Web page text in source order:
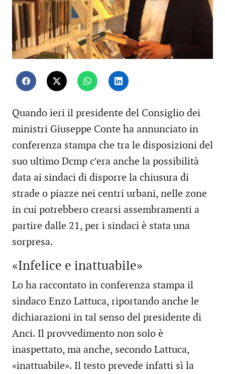
Quando ieri il presidente del Consiglio dei
ministri Giuseppe Conte ha annunciato in
conferenza stampa che tra le disposizioni del
suo ultimo Dcmp c’era anche la possibilità
data ai sindaci di disporre la chiusura di
strade o piazze nei centri urbani, nelle zone
in cui potrebbero crearsi assembramenti a
partire dalle 21, per i sindaci è stata una
sorpresa.
«Infelice e inattuabile»
Lo ha raccontato in conferenza stampa il
sindaco Enzo Lattuca, riportando anche le
dichiarazioni in tal senso del presidente di
Anci. Il provvedimento non solo è
inaspettato, ma anche, secondo Lattuca,
«inattuabile». Il testo prevede infatti sì la